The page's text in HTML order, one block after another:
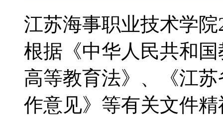
江苏海事职业技术学
根据《中华人民共和
高等教育法》、《江
作意见》等有关文件